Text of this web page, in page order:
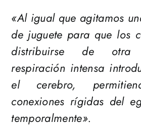
«Al igual que agitamos
de juguete para que los
distribuirse de
respiración intensa
el cerebro,
conexiones rígidas del
temporalmente».